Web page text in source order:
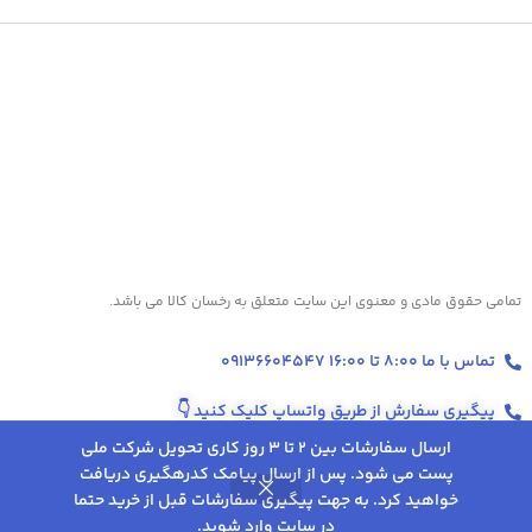
ارسال سفارشات بین 2 تا 3 روز کاری تحویل شرکت ملی
پست می شود. پس از ارسال پیامک کدرهگیری دریافت
خواهید کرد. به جهت پیگیری سفارشات قبل از خرید حتما
تمامی حقوق مادی و معنوی این سایت متعلق به رخسان کالا می باشد.
تماس با ما 8:00 تا 16:00 09136604547
پیگیری سفارش از طریق واتساپ کلیک کنید👇
ترازو دیجیتال
زنیتمد مدل
2,528,000تومان
–
انتخاب
گزینه
0